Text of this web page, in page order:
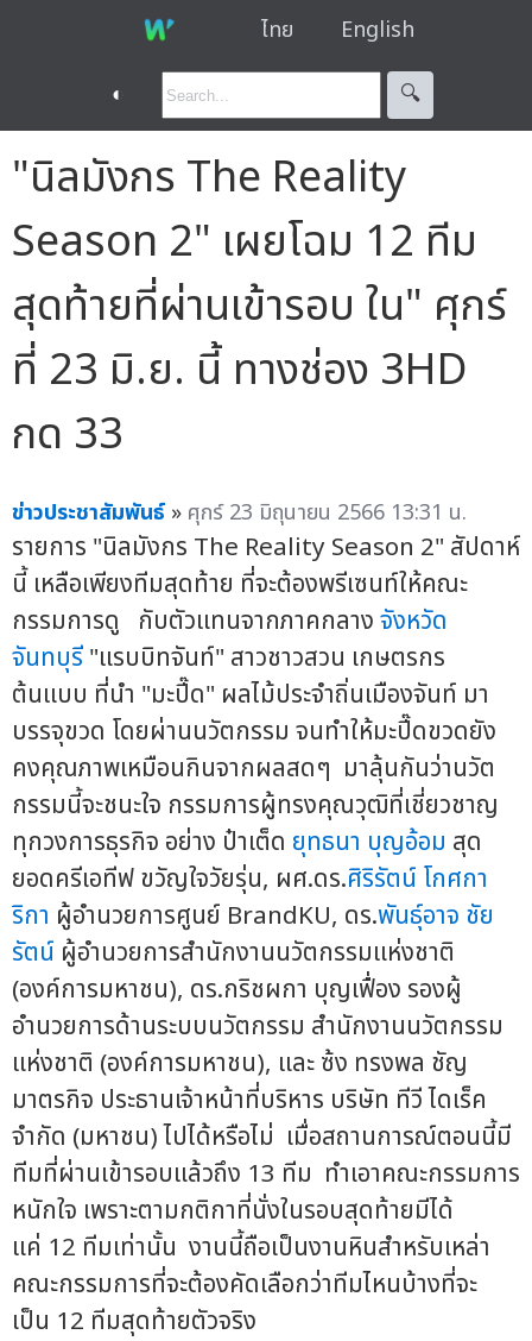
ไทย English
◐ 🔍︎
"นิลมังกร The Reality
Season 2" เผยโฉม 12 ทีม
สุดท้ายที่ผ่านเข้ารอบ ใน" ศุกร์
ที่ 23 มิ.ย. นี้ ทางช่อง 3HD
กด 33
ข่าวประชาสัมพันธ์ » ศุกร์ 23 มิถุนายน 2566 13:31 น.
รายการ "นิลมังกร The Reality Season 2" สัปดาห์
นี้ เหลือเพียงทีมสุดท้าย ที่จะต้องพรีเซนท์ให้คณะ
กรรมการดู กับตัวแทนจากภาคกลางจังหวัด
จันทบุรี"แรบบิทจันท์" สาวชาวสวน เกษตรกร
ต้นแบบ ที่นำ "มะปี๊ด" ผลไม้ประจำถิ่นเมืองจันท์ มา
บรรจุขวด โดยผ่านนวัตกรรม จนทำให้มะปี๊ดขวดยัง
คงคุณภาพเหมือนกินจากผลสดๆ มาลุ้นกันว่านวัต
กรรมนี้จะชนะใจ กรรมการผู้ทรงคุณวุฒิที่เชี่ยวชาญ
ทุกวงการธุรกิจ อย่าง ป๋าเต็ด ยุทธนา บุญอ้อม สุด
ยอดครีเอทีฟ ขวัญใจวัยรุ่น, ผศ.ดร.ศิริรัตน์ โกศกา
ริกา ผู้อำนวยการศูนย์ BrandKU, ดร.พันธุ์อาจ ชัย
รัตน์ ผู้อำนวยการสำนักงานนวัตกรรมแห่งชาติ
(องค์การมหาชน), ดร.กริชผกา บุญเฟื่อง รองผู้
อำนวยการด้านระบบนวัตกรรม สำนักงานนวัตกรรม
แห่งชาติ (องค์การมหาชน), และ ซ้ง ทรงพล ชัญ
มาตรกิจ ประธานเจ้าหน้าที่บริหาร บริษัท ทีวี ไดเร็ค
จำกัด (มหาชน) ไปได้หรือไม่ เมื่อสถานการณ์ตอนนี้มี
ทีมที่ผ่านเข้ารอบแล้วถึง 13 ทีม ทำเอาคณะกรรมการ
หนักใจ เพราะตามกติกาที่นั่งในรอบสุดท้ายมีได้
แค่ 12 ทีมเท่านั้น งานนี้ถือเป็นงานหินสำหรับเหล่า
คณะกรรมการที่จะต้องคัดเลือกว่าทีมไหนบ้างที่จะ
เป็น 12 ทีมสุดท้ายตัวจริง